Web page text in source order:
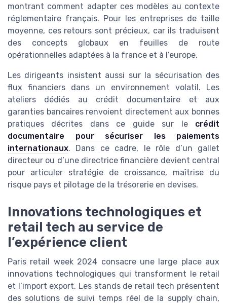
montrant comment adapter ces modèles au contexte
réglementaire français. Pour les entreprises de taille
moyenne, ces retours sont précieux, car ils traduisent
des concepts globaux en feuilles de route
opérationnelles adaptées à la france et à l’europe.
Les dirigeants insistent aussi sur la sécurisation des
flux financiers dans un environnement volatil. Les
ateliers dédiés au crédit documentaire et aux
garanties bancaires renvoient directement aux bonnes
pratiques décrites dans ce guide sur le crédit
documentaire pour sécuriser les paiements
internationaux. Dans ce cadre, le rôle d’un gallet
directeur ou d’une directrice financière devient central
pour articuler stratégie de croissance, maîtrise du
risque pays et pilotage de la trésorerie en devises.
Innovations technologiques et
retail tech au service de
l’expérience client
Paris retail week 2024 consacre une large place aux
innovations technologiques qui transforment le retail
et l’import export. Les stands de retail tech présentent
des solutions de suivi temps réel de la supply chain,